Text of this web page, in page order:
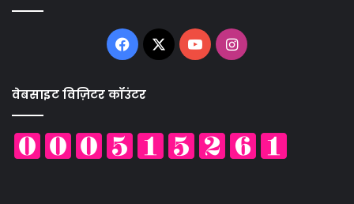
Facebook
X YouTubeInstagram
वेबसाइट विज़िटर कॉउंटर